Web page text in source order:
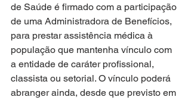
de Saúde é firmado com a participação
de uma Administradora de Benefícios,
para prestar assistência médica à
população que mantenha vínculo com
a entidade de caráter profissional,
classista ou setorial. O vínculo poderá
abranger ainda, desde que previsto em